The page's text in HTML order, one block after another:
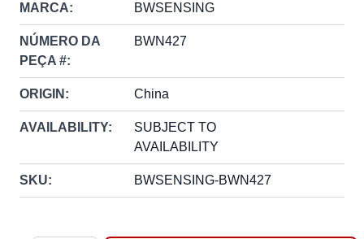
MARCA: BWSENSING
NÚMERO DA
PEÇA #:
BWN427
ORIGIN: China
AVAILABILITY:
SUBJECT TO
AVAILABILITY
SKU: BWSENSING-BWN427